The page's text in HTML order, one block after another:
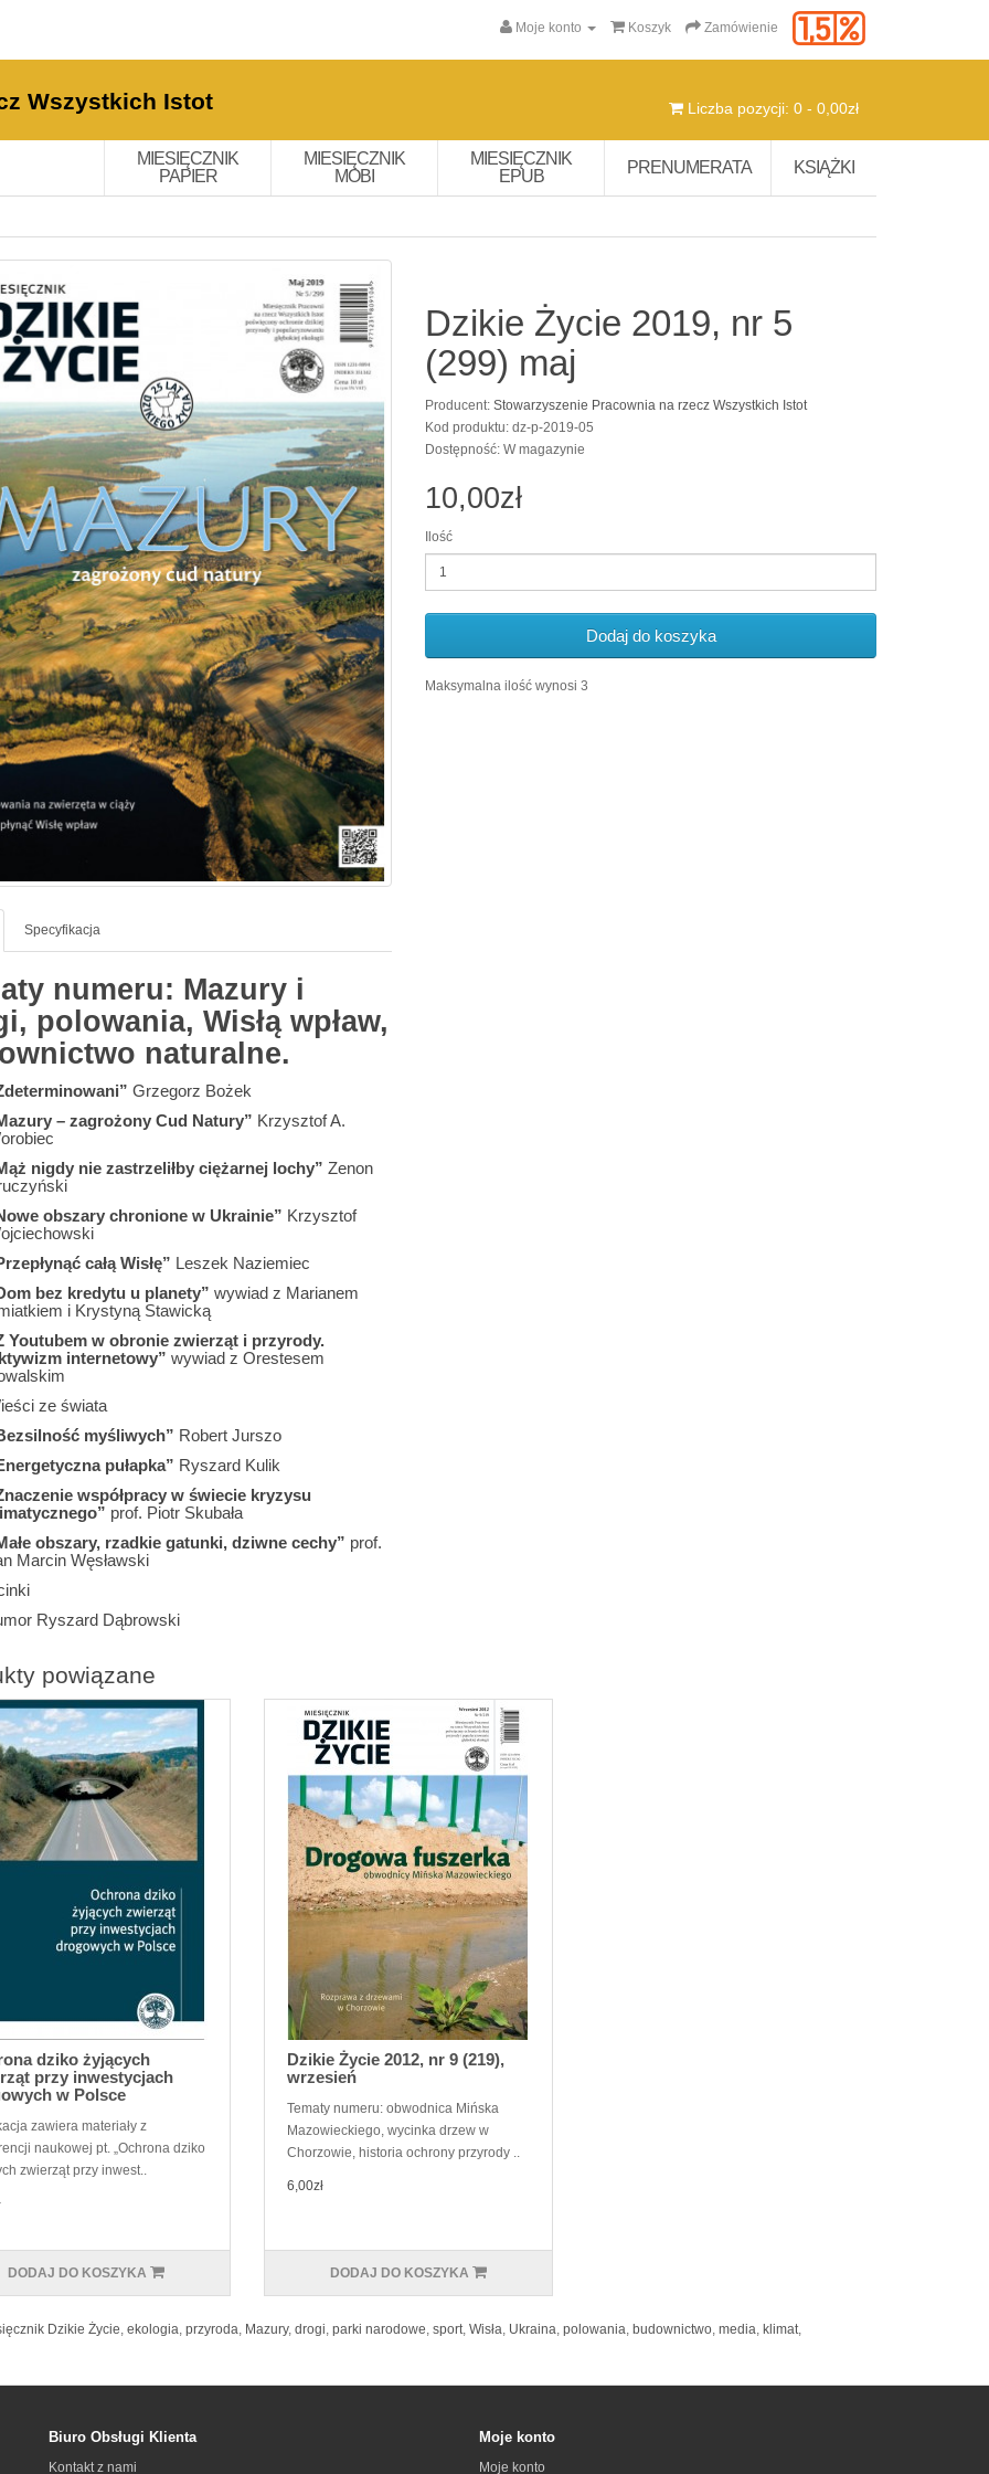
Moje konto Koszyk Zamówienie
Wszystkich Istot Liczba pozycji: 0 - 0,00zł
MIESIĘCZNIK
PAPIER
MIESIĘCZNIK
MOBI
MIESIĘCZNIK
EPUB
PRENUMERATA KSIĄŻKI
Specyfikacja
numeru: Mazury i
polowania, Wisłą wpław,
naturalne.
Grzegorz Bożek
– zagrożony Cud Natury” Krzysztof A.
nigdy nie zastrzeliłby ciężarnej lochy” Zenon
obszary chronione w Ukrainie” Krzysztof
całą Wisłę” Leszek Naziemiec
bez kredytu u planety” wywiad z Marianem
i Krystyną Stawicką
Youtubem w obronie zwierząt i przyrody.
internetowy” wywiad z Orestesem
ze świata
myśliwych” Robert Jurszo
pułapka” Ryszard Kulik
współpracy w świecie kryzysu
prof. Piotr Skubała
obszary, rzadkie gatunki, dziwne cechy” prof.
Marcin Węsławski
Ryszard Dąbrowski
Dzikie Życie 2019, nr 5
(299) maj
Producent:Stowarzyszenie Pracownia na rzecz Wszystkich Istot
Kod produktu: dz-p-2019-05
Dostępność: W magazynie
10,00zł
Ilość
Dodaj do koszyka
Maksymalna ilość wynosi 3
powiązane
dziko żyjących
przy inwestycjach
w Polsce
zawiera materiały z
naukowej pt. „Ochrona dziko
zwierząt przy inwest..
DODAJ DO KOSZYKA
Dzikie Życie 2012, nr 9 (219),
wrzesień
Tematy numeru: obwodnica Mińska
Mazowieckiego, wycinka drzew w
Chorzowie, historia ochrony przyrody ..
6,00zł
DODAJ DO KOSZYKA
Dzikie Życie, ekologia, przyroda, Mazury, drogi, parki narodowe, sport, Wisła, Ukraina, polowania, budownictwo, media, klimat,
Biuro Obsługi Klienta
Kontakt z nami
Moje konto
Moje konto